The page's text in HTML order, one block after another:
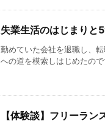
失業生活のはじまりと
勤めていた会社を退職し、
への道を模索しはじめたの
【体験談】フリーラン